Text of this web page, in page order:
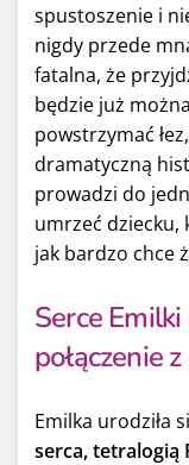
spustoszenie i
nigdy przede
fatalna, że
będzie już
powstrzymać
dramatyczną
prowadzi do
umrzeć dziecku,
jak bardzo chce
Serce
połączenie
Emilka urodziła
serca, tetralogią